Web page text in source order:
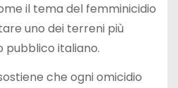
il tema del femminicidio
uno dei terreni più
pubblico italiano.
che ogni omicidio